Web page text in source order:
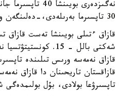
نەگىزدەرى
30 تاپسىرما بەرىلەدى،-دەلىنگەن ورتالىق حابارلاماسىندا.
قازاق ءتىلى بويىنشا تەست قازاق
شەكتى بالل - 15.
قازاقستان تاريحىنان دا قازاق
تاپسىرۋعا بولادى، بۇل بولىمدەگى